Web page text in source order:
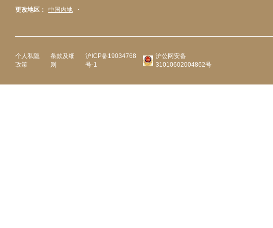
更改地区： 中国内地
个人私隐
政策
条款及细
则
沪ICP备19034768
号-1
沪公网安备
31010602004862号